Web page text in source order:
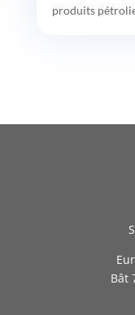
produits
Bât